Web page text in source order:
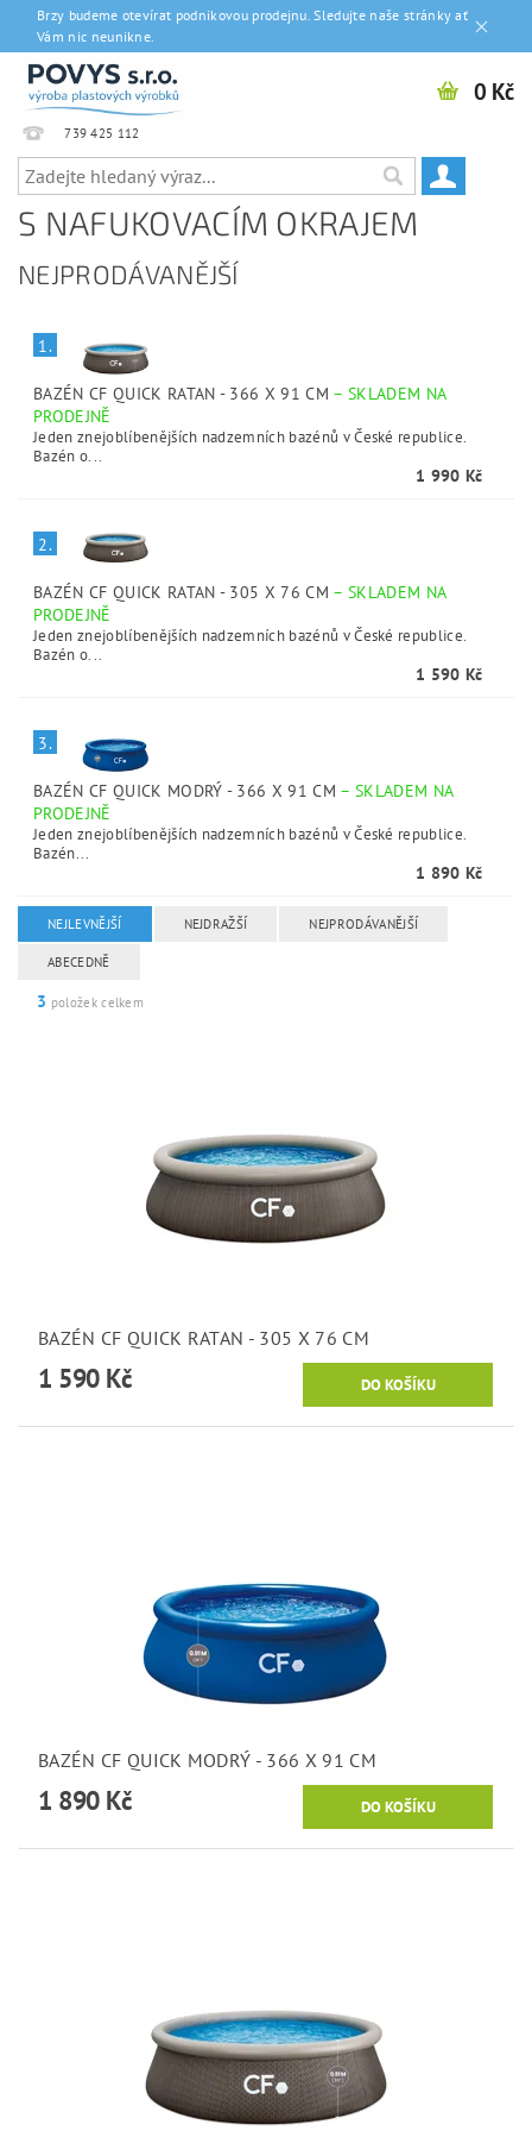
Brzy budeme otevírat podnikovou prodejnu. Sledujte naše stránky ať
Vám nic neunikne.
739 425 112
0 Kč
S NAFUKOVACÍM OKRAJEM
NEJPRODÁVANĚJŠÍ
1.
BAZÉN CF QUICK RATAN - 366 X 91 CM – SKLADEM NA
PRODEJNĚ
Jeden znejoblíbenějších nadzemních bazénů v České republice.
Bazén o...
1 990 Kč
2.
BAZÉN CF QUICK RATAN - 305 X 76 CM – SKLADEM NA
PRODEJNĚ
Jeden znejoblíbenějších nadzemních bazénů v České republice.
Bazén o...
1 590 Kč
3.
BAZÉN CF QUICK MODRÝ - 366 X 91 CM – SKLADEM NA
PRODEJNĚ
Jeden znejoblíbenějších nadzemních bazénů v České republice.
Bazén...
1 890 Kč
NEJLEVNĚJŠÍ NEJDRAŽŠÍ NEJPRODÁVANĚJŠÍ
ABECEDNĚ
3 položek celkem
BAZÉN CF QUICK RATAN - 305 X 76 CM
1 590 Kč
BAZÉN CF QUICK MODRÝ - 366 X 91 CM
1 890 Kč